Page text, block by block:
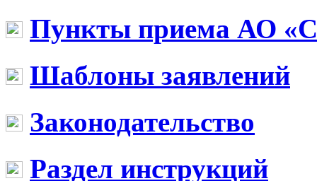
Пункты приема АО
Шаблоны заявлений
Законодательство
Раздел инструкций